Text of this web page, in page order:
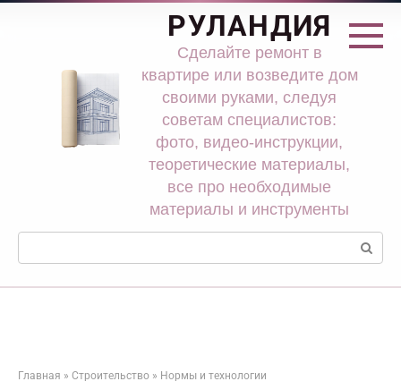
Перейти
РУЛАНДИЯ
Сделайте ремонт в
квартире или возведите дом
своими руками, следуя
советам специалистов:
фото, видео-инструкции,
теоретические материалы,
все про необходимые
материалы и инструменты
Поиск:
Главная » Строительство » Нормы и технологии